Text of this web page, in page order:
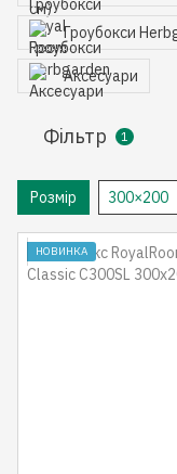
Гроубокси
Аксесуари
Фільтр 1
Розмір 300×200
НОВИНКА